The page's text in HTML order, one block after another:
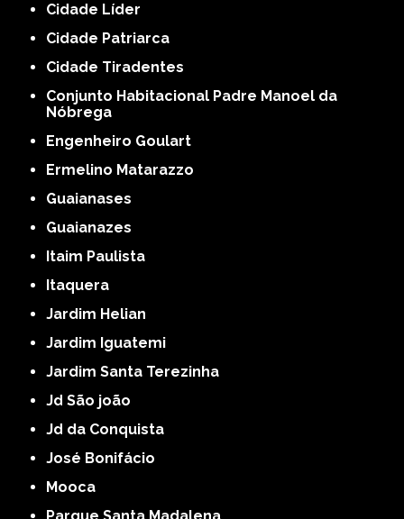
Cidade Líder
Cidade Patriarca
Cidade Tiradentes
Conjunto Habitacional Padre Manoel da
Nóbrega
Engenheiro Goulart
Ermelino Matarazzo
Guaianases
Guaianazes
Itaim Paulista
Itaquera
Jardim Helian
Jardim Iguatemi
Jardim Santa Terezinha
Jd São joão
Jd da Conquista
José Bonifácio
Mooca